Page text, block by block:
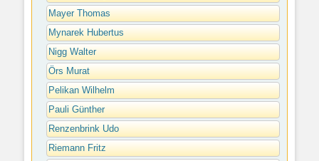
Mayer Thomas
Mynarek Hubertus
Nigg Walter
Örs Murat
Pelikan Wilhelm
Pauli Günther
Renzenbrink Udo
Riemann Fritz